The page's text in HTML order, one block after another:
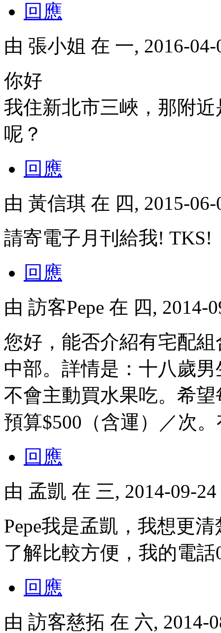
回應
由 張小姐 在 一, 2016-
你好
我住新北市三峽，那附
呢？
回應
由 黃信琪 在 四, 2015-
請寄電子月刊給我! TKS!
回應
由 訪客Pepe 在 四, 2014-
您好，能否介紹有宅配
中部。詳情是：十八歲
不會主動買水果吃。希
預算$500（含運）／次
回應
由 孟凱 在 三, 2014-09-
Pepe我是孟凱，我想更
了解比較方便，我的電話
回應
由 訪客慈拓 在 六, 2014-